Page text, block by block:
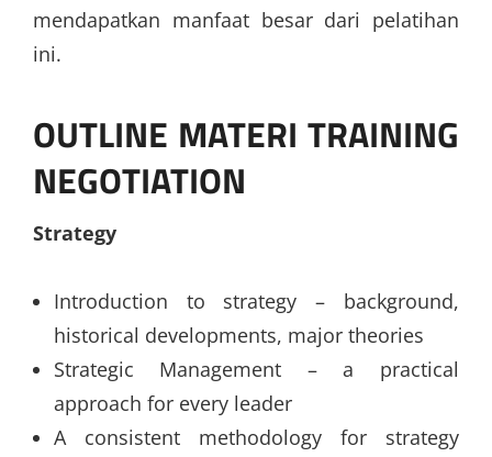
mendapatkan manfaat besar dari pelatihan
ini.
OUTLINE MATERI TRAINING
NEGOTIATION
Strategy
Introduction to strategy – background,
historical developments, major theories
Strategic Management – a practical
approach for every leader
A consistent methodology for strategy